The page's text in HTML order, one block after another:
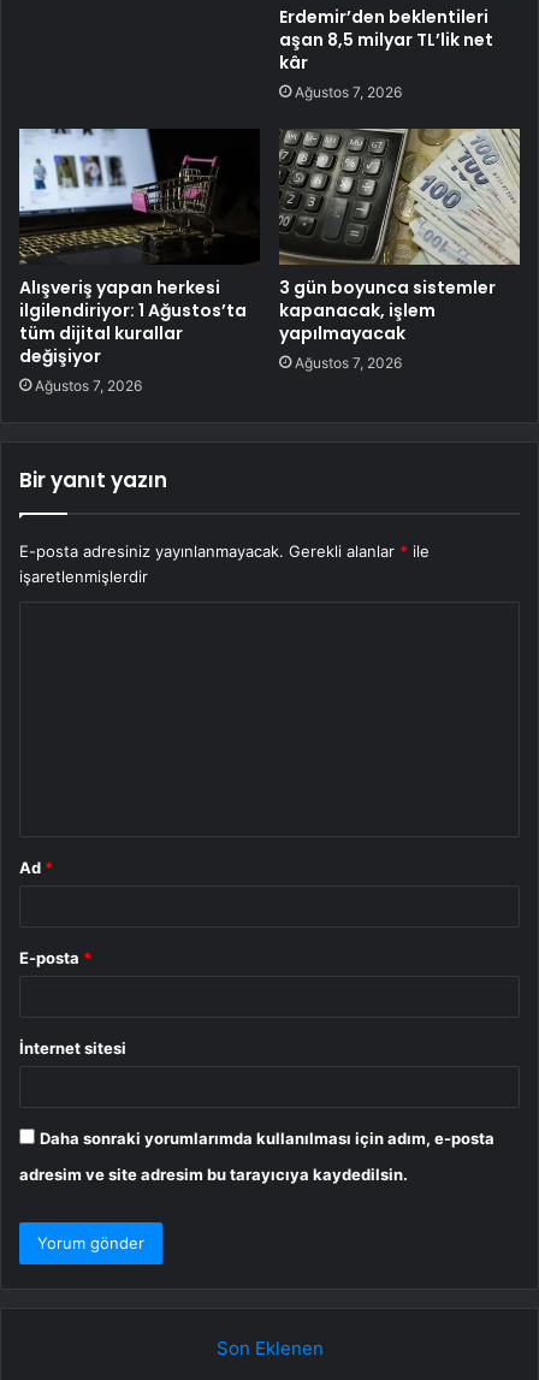
Erdemir’den beklentileri
aşan 8,5 milyar TL’lik net
kâr
Ağustos 7, 2026
Alışveriş yapan herkesi
ilgilendiriyor: 1 Ağustos’ta
tüm dijital kurallar
değişiyor
Ağustos 7, 2026
3 gün boyunca sistemler
kapanacak, işlem
yapılmayacak
Ağustos 7, 2026
Bir yanıt yazın
E-posta adresiniz yayınlanmayacak. Gerekli alanlar * ile
işaretlenmişlerdir
Ad *
E-posta *
İnternet sitesi
Daha sonraki yorumlarımda kullanılması için adım, e-posta
adresim ve site adresim bu tarayıcıya kaydedilsin.
Son Eklenen